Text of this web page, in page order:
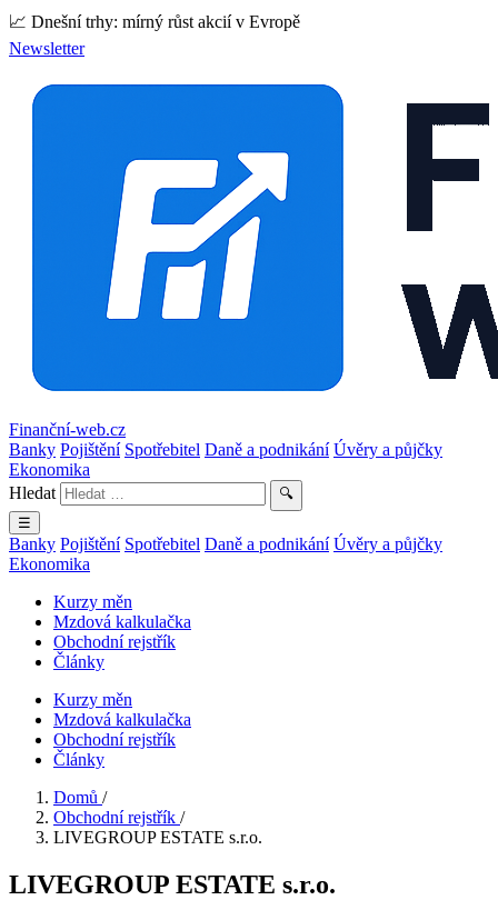
📈 Dnešní trhy: mírný růst akcií v Evropě
Newsletter
Finanční-web.cz
Banky Pojištění Spotřebitel Daně a podnikání Úvěry a půjčky
Ekonomika
Hledat
🔍
☰
Banky Pojištění Spotřebitel Daně a podnikání Úvěry a půjčky
Ekonomika
Kurzy měn
Mzdová kalkulačka
Obchodní rejstřík
Články
Kurzy měn
Mzdová kalkulačka
Obchodní rejstřík
Články
Domů /
Obchodní rejstřík /
LIVEGROUP ESTATE s.r.o.
LIVEGROUP ESTATE s.r.o.